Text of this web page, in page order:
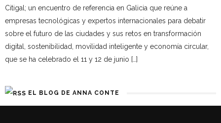
Citigal; un encuentro de referencia en Galicia que reúne a
empresas tecnológicas y expertos internacionales para debatir
sobre el futuro de las ciudades y sus retos en transformación
digital, sostenibilidad, movilidad inteligente y economía circular,
que se ha celebrado el 11 y 12 de junio […]
EL BLOG DE ANNA CONTE